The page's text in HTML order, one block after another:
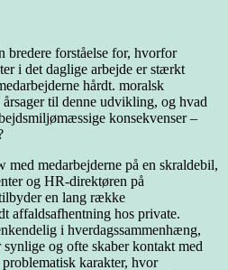
bredere forståelse for, hvorfor
i det daglige arbejde er stærkt
hårdt. moralsk
til denne udvikling, og hvad
konsekvenser –
med medarbejderne på en skraldebil,
og HR-direktøren på
en lang række
affaldsafhentning hos private.
i hverdagssammenhæng,
og ofte skaber kontakt med
karakter, hvor